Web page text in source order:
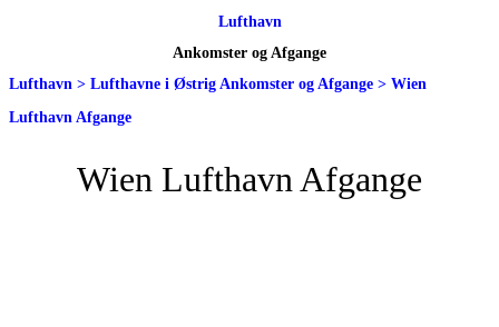
Lufthavn
Ankomster og Afgange
Lufthavn > Lufthavne i Østrig Ankomster og Afgange > Wien
Lufthavn Afgange
Wien Lufthavn Afgange